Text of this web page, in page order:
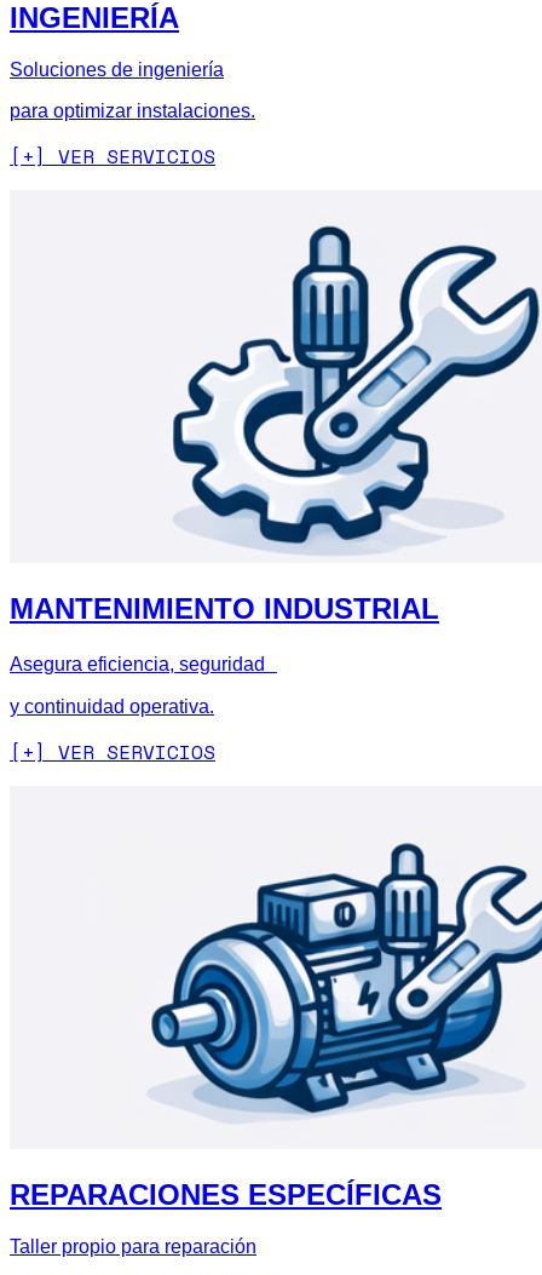
INGENIERÍA
Soluciones de ingeniería
para optimizar instalaciones.
[+] VER SERVICIOS
MANTENIMIENTO INDUSTRIAL
Asegura eficiencia, seguridad
y continuidad operativa.
[+] VER SERVICIOS
REPARACIONES ESPECÍFICAS
Taller propio para reparación